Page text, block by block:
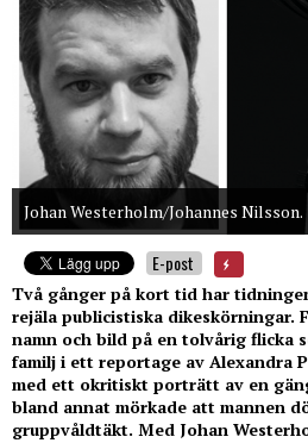
Johan Westerholm/Johannes Nilsson.
E-post
Två gånger på kort tid har
rejäla publicistiska dikeskörningar.
namn och bild på en tolvårig flicka
familj i ett reportage av Alexandra
med ett okritiskt porträtt av en
bland annat mörkade att mannen
gruppvåldtäkt. Med Johan